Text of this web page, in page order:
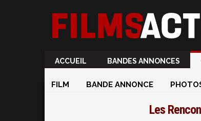
ACCUEIL BANDES ANNONCES
FILM BANDE ANNONCE
Les